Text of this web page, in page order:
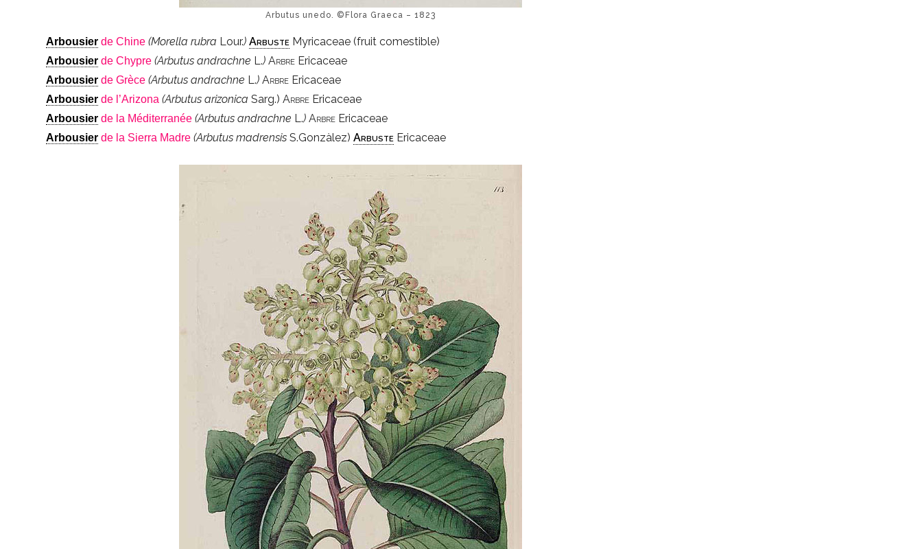
Arbutus unedo. ©Flora Graeca – 1823
Arbousier de Chine (Morella rubra Lour.)Arbuste Myricaceae (fruit comestible)
Arbousier de Chypre (Arbutus andrachne L.) Arbre Ericaceae
Arbousier de Grèce (Arbutus andrachne L.) Arbre Ericaceae
Arbousier de l’Arizona (Arbutus arizonica Sarg.)Arbre Ericaceae
Arbousier de la Méditerranée (Arbutus andrachne L.) Arbre Ericaceae
Arbousier de la Sierra Madre (Arbutus madrensis S.Gonzàlez)Arbuste Ericaceae